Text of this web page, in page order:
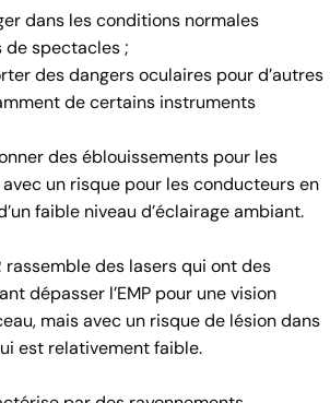
dans les conditions normales
de spectacles ;
des dangers oculaires pour d’autres
de certains instruments
des éblouissements pour les
un risque pour les conducteurs en
faible niveau d’éclairage ambiant.
rassemble des lasers qui ont des
dépasser l’EMP pour une vision
mais avec un risque de lésion dans
est relativement faible.